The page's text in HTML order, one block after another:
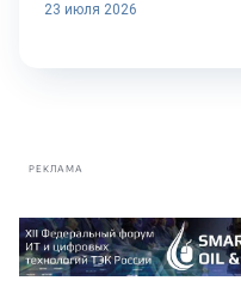
23 июля 2026
РЕКЛАМА